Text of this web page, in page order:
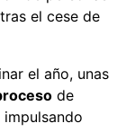
el cese de
el año, unas
de